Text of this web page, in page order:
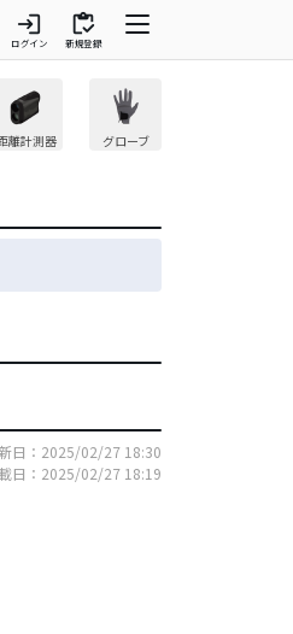
login
ログイン
inventory
新規登録
離計測器 グローブ
日：2025/02/27 18:30
日：2025/02/27 18:19